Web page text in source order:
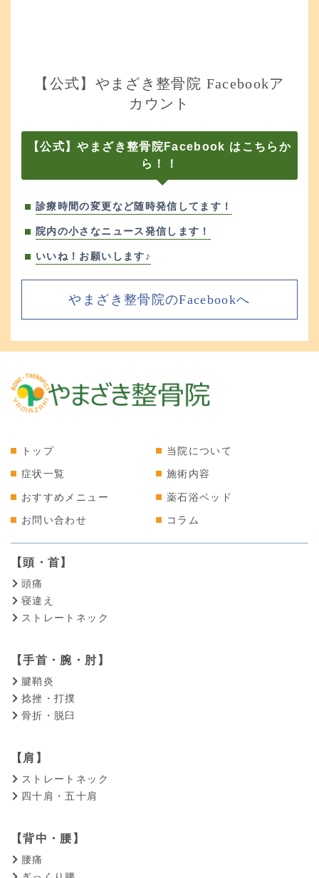
【公式】やまざき整骨院 Facebookア
カウント
【公式】やまざき整骨院Facebook はこちらか
ら！！
診療時間の変更など随時発信してます！
院内の小さなニュース発信します！
いいね！お願いします♪
やまざき整骨院のFacebookへ
トップ 当院について
症状一覧 施術内容
おすすめメニュー 薬石浴ベッド
お問い合わせ コラム
【頭・首】
頭痛
寝違え
ストレートネック
【手首・腕・肘】
腱鞘炎
捻挫・打撲
骨折・脱臼
【肩】
ストレートネック
四十肩・五十肩
【背中・腰】
腰痛